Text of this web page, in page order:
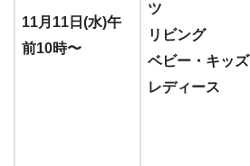
11月11日(水)午
前10時〜
ツ
リビング
ベビー・キッズ
レディース